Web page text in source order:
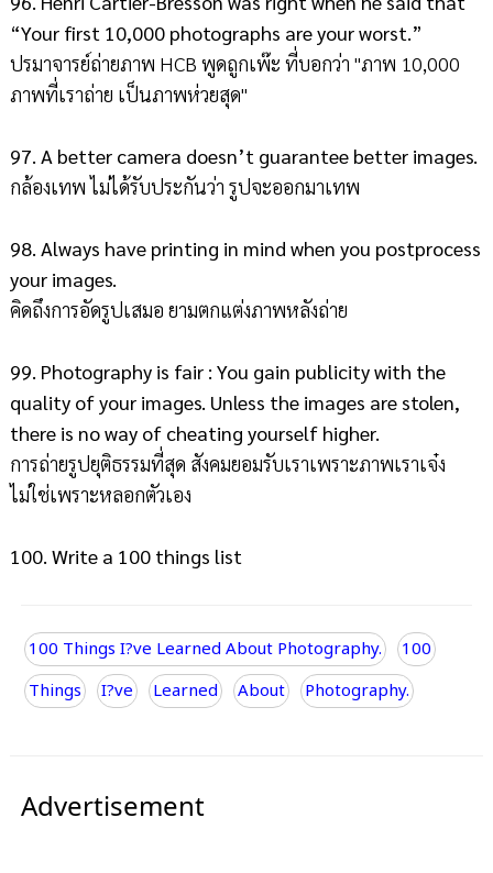
“Your first 10,000 photographs are your worst.”
ปรมาจารย์ถ่ายภาพ HCB พูดถูกเพ๊ะ ที่บอกว่า "ภาพ 10,000
ภาพที่เราถ่าย เป็นภาพห่วยสุด"
97. A better camera doesn’t guarantee better images.
กล้องเทพ ไม่ได้รับประกันว่า รูปจะออกมาเทพ
98. Always have printing in mind when you postprocess
your images.
คิดถึงการอัดรูปเสมอ ยามตกแต่งภาพหลังถ่าย
99. Photography is fair : You gain publicity with the
quality of your images. Unless the images are stolen,
there is no way of cheating yourself higher.
การถ่ายรูปยุติธรรมที่สุด สังคมยอมรับเราเพราะภาพเราเจ๋ง
ไม่ใช่เพราะหลอกตัวเอง
100. Write a 100 things list
100 Things I?ve Learned About Photography.
100
Things
I?ve Learned About Photography.
Advertisement